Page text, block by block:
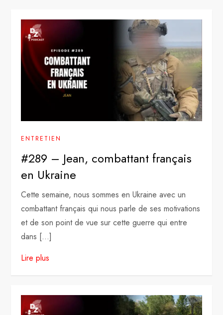
ENTRETIEN
#289 – Jean, combattant français
en Ukraine
Cette semaine, nous sommes en Ukraine avec un
combattant français qui nous parle de ses motivations
et de son point de vue sur cette guerre qui entre
dans […]
Lire plus